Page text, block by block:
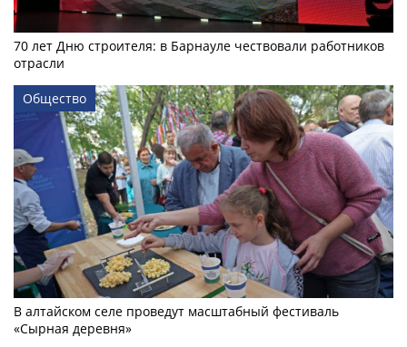
70 лет Дню строителя: в Барнауле чествовали работников
отрасли
Общество
В алтайском селе проведут масштабный фестиваль
«Сырная деревня»